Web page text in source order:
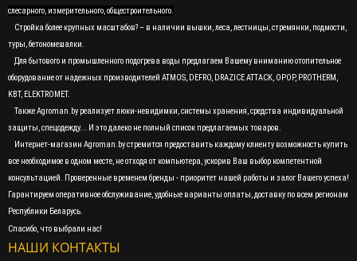
слесарного, измерительного, общестроительного.
Стройка более крупных масштабов? – в наличии вышки, леса, лестницы, стремянки, подмости,
туры, бетономешалки.
Для бытового и промышленного подогрева воды предлагаем Вашему вниманию отопительное
оборудование от надежных производителей ATMOS, DEFRO, DRAZICE ATTACK, OPOP, PROTHERM,
KBT, ELEKTROMET.
Также Agroman.by реализует люки-невидимки, системы хранения, средства индивидуальной
защиты, спецодежду... И это далеко не полный список предлагаемых товаров.
Интернет-магазин Agroman.by стремится предоставить каждому клиенту возможность купить
все необходимое в одном месте, не отходя от компьютера, ускорив Ваш выбор компетентной
консультацией. Проверенные временем бренды - приоритет нашей работы и залог Вашего успеха!
Гарантируем оперативное обслуживание, удобные варианты оплаты, доставку по всем регионам
Республики Беларусь.
Спасибо, что выбрали нас!
НАШИ КОНТАКТЫ